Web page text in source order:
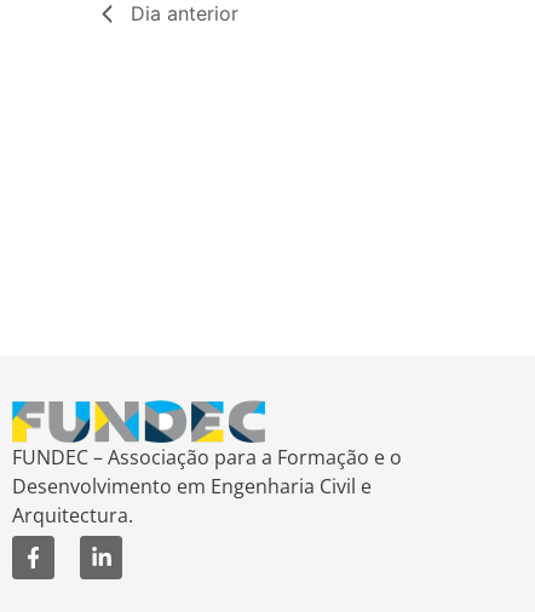
Dia anterior
FUNDEC – Associação para a Formação e o
Desenvolvimento em Engenharia Civil e
Arquitectura.